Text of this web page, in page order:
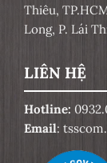
Thiêu,
Long, P. Lái
LIÊN HỆ
Hotline:
Email: